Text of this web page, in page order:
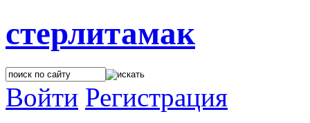
стерлитамак
Войти Регистрация